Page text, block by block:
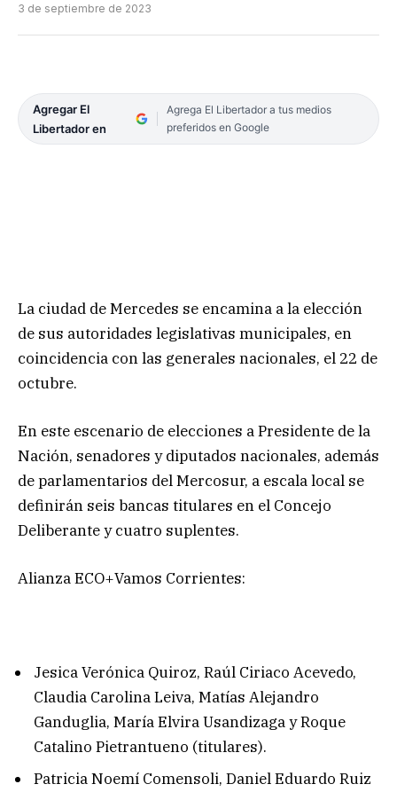
3 de septiembre de 2023
Agregar El
Libertador en
Agrega El Libertador a tus medios
preferidos en Google
La ciudad de Mercedes se encamina a la elección
de sus autoridades legislativas municipales, en
coincidencia con las generales nacionales, el 22 de
octubre.
En este escenario de elecciones a Presidente de la
Nación, senadores y diputados nacionales, además
de parlamentarios del Mercosur, a escala local se
definirán seis bancas titulares en el Concejo
Deliberante y cuatro suplentes.
Alianza ECO+Vamos Corrientes:
Jesica Verónica Quiroz, Raúl Ciriaco Acevedo,
Claudia Carolina Leiva, Matías Alejandro
Ganduglia, María Elvira Usandizaga y Roque
Catalino Pietrantueno (titulares).
Patricia Noemí Comensoli, Daniel Eduardo Ruiz